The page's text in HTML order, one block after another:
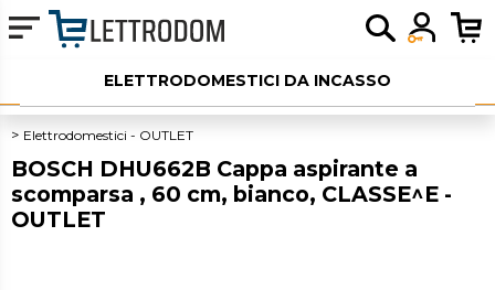
ELETTRODOMESTICI DA INCASSO
ELETTRODOMESTICI LIBERA INSTALLAZIONE
PICCOLI ELETTRODOMESTICI
Elettrodomestici - OUTLET
BOSCH DHU662B Cappa aspirante a
scomparsa , 60 cm, bianco, CLASSE^E -
OUTLET